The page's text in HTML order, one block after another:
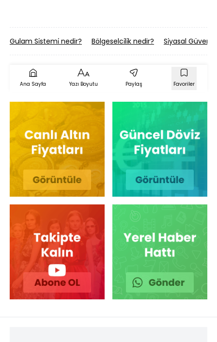
Gulam Si̇stemi̇ nedir? Bölgeselci̇li̇k nedir? Si̇yasal Güven
Ana Sayfa Yazı Boyutu Paylaş Favoriler